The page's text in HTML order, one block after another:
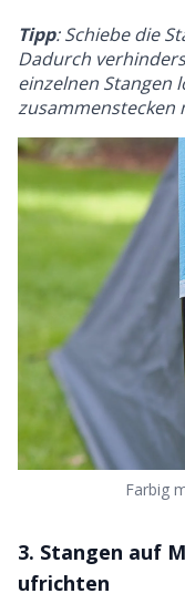
Tipp: Schiebe die
Dadurch
einzelnen Stangen
zusammenstecken
Farbig
3. Stangen auf
ufrichten